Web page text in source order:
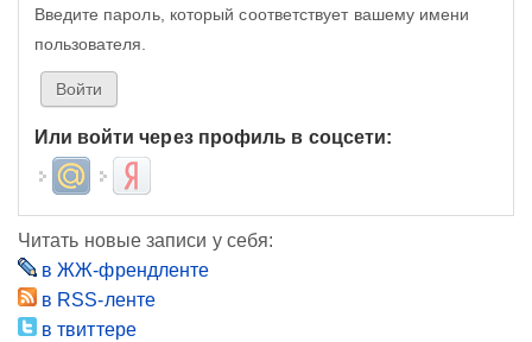
Введите пароль, который соответствует вашему имени
пользователя.
Или войти через профиль в соцсети:
Login with Mail.ruLogin with Яндекс
Читать новые записи у себя:
в ЖЖ-френдленте
в RSS-ленте
в твиттере